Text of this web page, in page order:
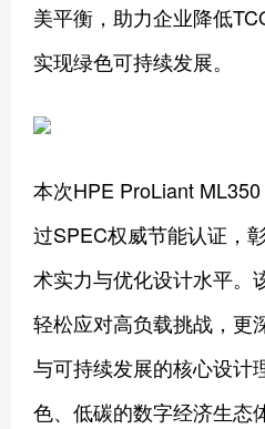
美平衡，助力企业降低
实现绿色可持续发展。
本次HPE ProLiant
过SPEC权威节能认证，
术实力与优化设计水平。
轻松应对高负载挑战，更
与可持续发展的核心设计
色、低碳的数字经济生态